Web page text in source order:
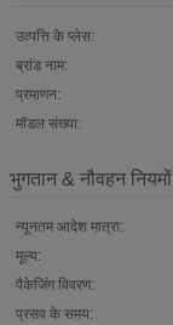
उत्पत्ति के प्लेस:
ब्रांड नाम:
प्रमाणन:
मॉडल संख्या:
भुगतान & नौवहन नियमों
न्यूनतम आदेश मात्रा:
मूल्य:
पैकेजिंग विवरण:
प्रसव के समय: